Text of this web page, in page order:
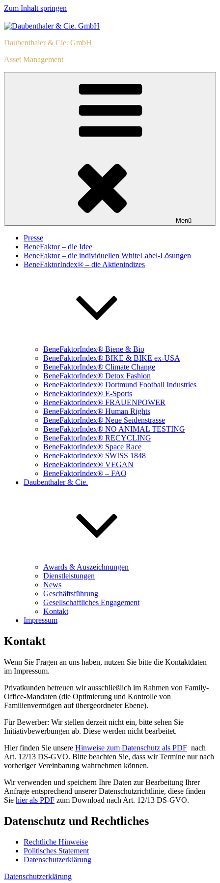
Zum Inhalt springen
Daubenthaler & Cie. GmbH
Asset Management
Menü
Presse
BeneFaktor – die Idee
BeneFaktor – die individuellen WhiteLabel-Lösungen
BeneFaktorIndex® – die Aktienindizes
BeneFaktorIndex® Biene & Bio
BeneFaktorIndex® BIKE & BIKE ex-USA
BeneFaktorIndex® Climate Change
BeneFaktorIndex® Detox Fashion
BeneFaktorIndex® Dortmund Football Industries
BeneFaktorIndex® E-Sports
BeneFaktorIndex® FRAUENPOWER
BeneFaktorIndex® Human Rights
BeneFaktorIndex® Neue Seidenstrasse
BeneFaktorIndex® NO ANIMAL TESTING
BeneFaktorIndex® RECYCLING
BeneFaktorIndex® Space Race
BeneFaktorIndex® SWISS 1848
BeneFaktorIndex® VEGAN
BeneFaktorIndex® – FAQ
Daubenthaler & Cie.
Awards & Auszeichnungen
Dienstleistungen
News
Geschäftsführung
Gesellschaftliches Engagement
Kontakt
Impressum
Kontakt
Wenn Sie Fragen an uns haben, nutzen Sie bitte die Kontaktdaten
im Impressum.
Privatkunden betreuen wir ausschließlich im Rahmen von Family-
Office-Mandaten (die Optimierung und Kontrolle von
Familienvermögen auf übergeordneter Ebene).
Für Bewerber: Wir stellen derzeit nicht ein, bitte sehen Sie
Initiativbewerbungen ab. Diese werden nicht bearbeitet.
Hier finden Sie unsere Hinweise zum Datenschutz als PDF nach
Art. 12/13 DS-GVO. Bitte beachten Sie, dass wir Termine nur nach
vorheriger Vereinbarung wahrnehmen können.
Wir verwenden und speichern Ihre Daten zur Bearbeitung Ihrer
Anfrage entsprechend unserer Datenschutzrichtlinie, diese finden
Sie hier als PDF zum Download nach Art. 12/13 DS-GVO.
Datenschutz und Rechtliches
Rechtliche Hinweise
Politisches Statement
Datenschutzerklärung
Datenschutzerklärung